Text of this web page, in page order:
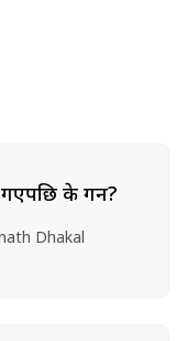
के गर्ने?
Dhakal